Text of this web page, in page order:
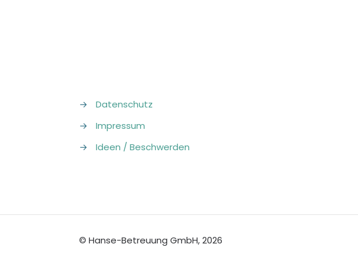
→
Datenschutz
→
Impressum
→
Ideen / Beschwerden
© Hanse-Betreuung GmbH, 2026